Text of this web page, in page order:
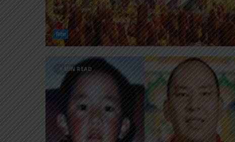
विदेश
1 MIN READ